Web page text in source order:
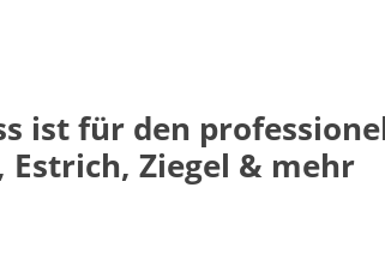
ist für den
Ziegel & mehr